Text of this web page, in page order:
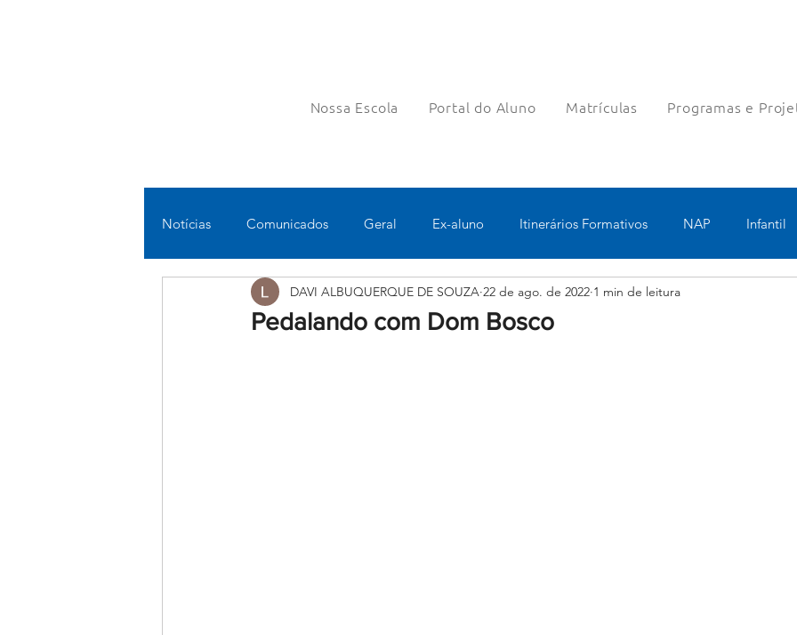
Nossa Escola Portal do Aluno Matrículas Programas e
Notícias Comunicados Geral Ex-aluno Itinerários Formativos NAP Infantil
Fundamental II Ensino Médio Pastoral Esportes Turno Integral
Pedalando com Dom Bosco
DAVI ALBUQUERQUE DE SOUZA 22 de ago. de 2022 1 min de leitura